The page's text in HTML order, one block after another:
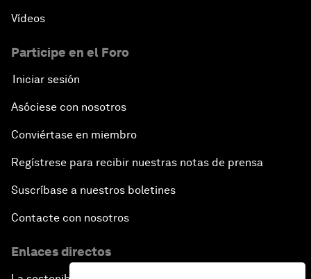
Vídeos
Participe en el Foro
Iniciar sesión
Asóciese con nosotros
Conviértase en miembro
Regístrese para recibir nuestras notas de prensa
Suscríbase a nuestros boletines
Contacte con nosotros
Enlaces directos